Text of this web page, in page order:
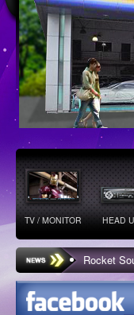
TV / MONITOR HEAD
Rocket